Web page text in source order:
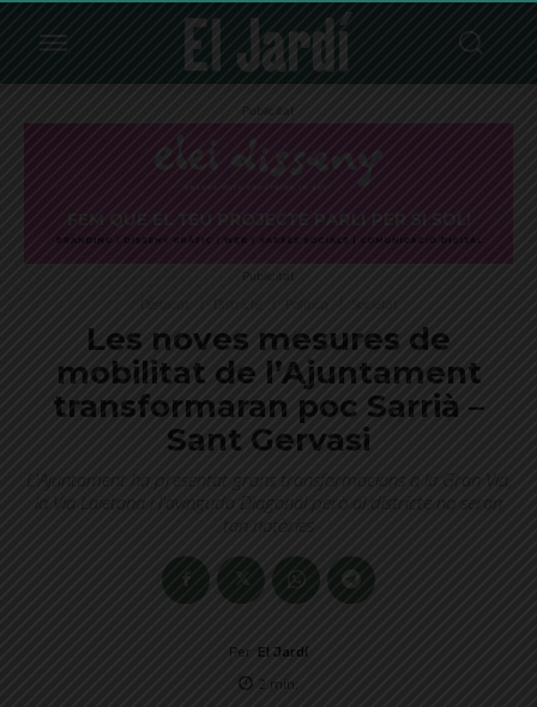
Publicitat
Publicitat
Les noves mesures de
mobilitat de l’Ajuntament
transformaran poc Sarrià –
Sant Gervasi
L'Ajuntament ha presentat grans transformacions a la Gran Via,
la Via Laietana i l'avinguda Diagonal però al districte no seran
tan notòries
Per El Jardí
2 min.